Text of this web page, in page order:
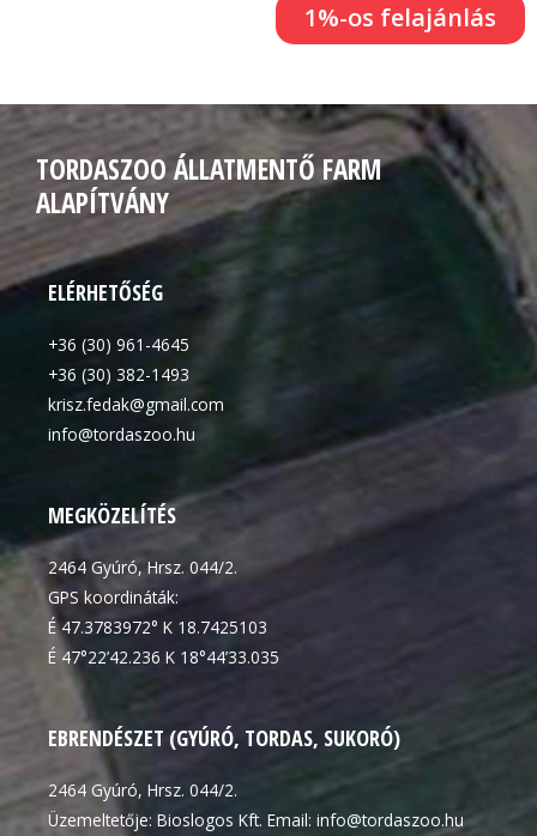
1%-os felajánlás
TORDASZOO ÁLLATMENTŐ FARM
ALAPÍTVÁNY
ELÉRHETŐSÉG
+36 (30) 961-4645
+36 (30) 382-1493
krisz.fedak@gmail.com
info@tordaszoo.hu
MEGKÖZELÍTÉS
2464 Gyúró, Hrsz. 044/2.
GPS koordináták:
É 47.3783972° K 18.7425103
É 47°22’42.236 K 18°44’33.035
EBRENDÉSZET (GYÚRÓ, TORDAS, SUKORÓ)
2464 Gyúró, Hrsz. 044/2.
Üzemeltetője: Bioslogos Kft. Email: info@tordaszoo.hu